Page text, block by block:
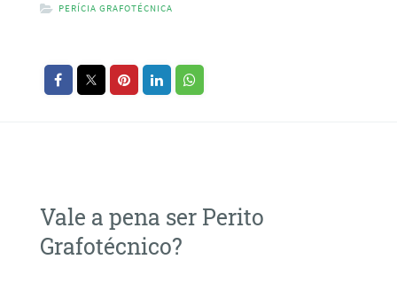
PERÍCIA GRAFOTÉCNICA
Vale a pena ser Perito
Grafotécnico?